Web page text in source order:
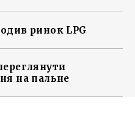
ринок LPG
на пальне